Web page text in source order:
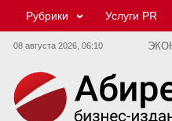
Рубрики Услуги PR
08 августа 2026, 06:10